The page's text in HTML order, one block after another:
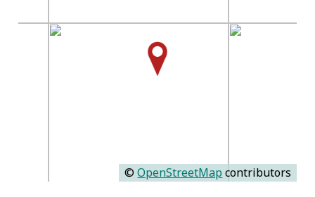
©OpenStreetMap contributors